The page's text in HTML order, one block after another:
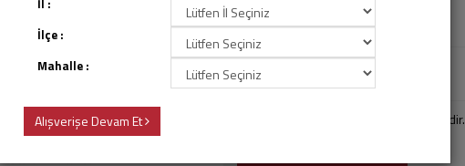
160,00 TL
Ürün geçici olarak temin edilememektedir.
İl :
İlçe :
Mahalle :
Alışverişe Devam Et